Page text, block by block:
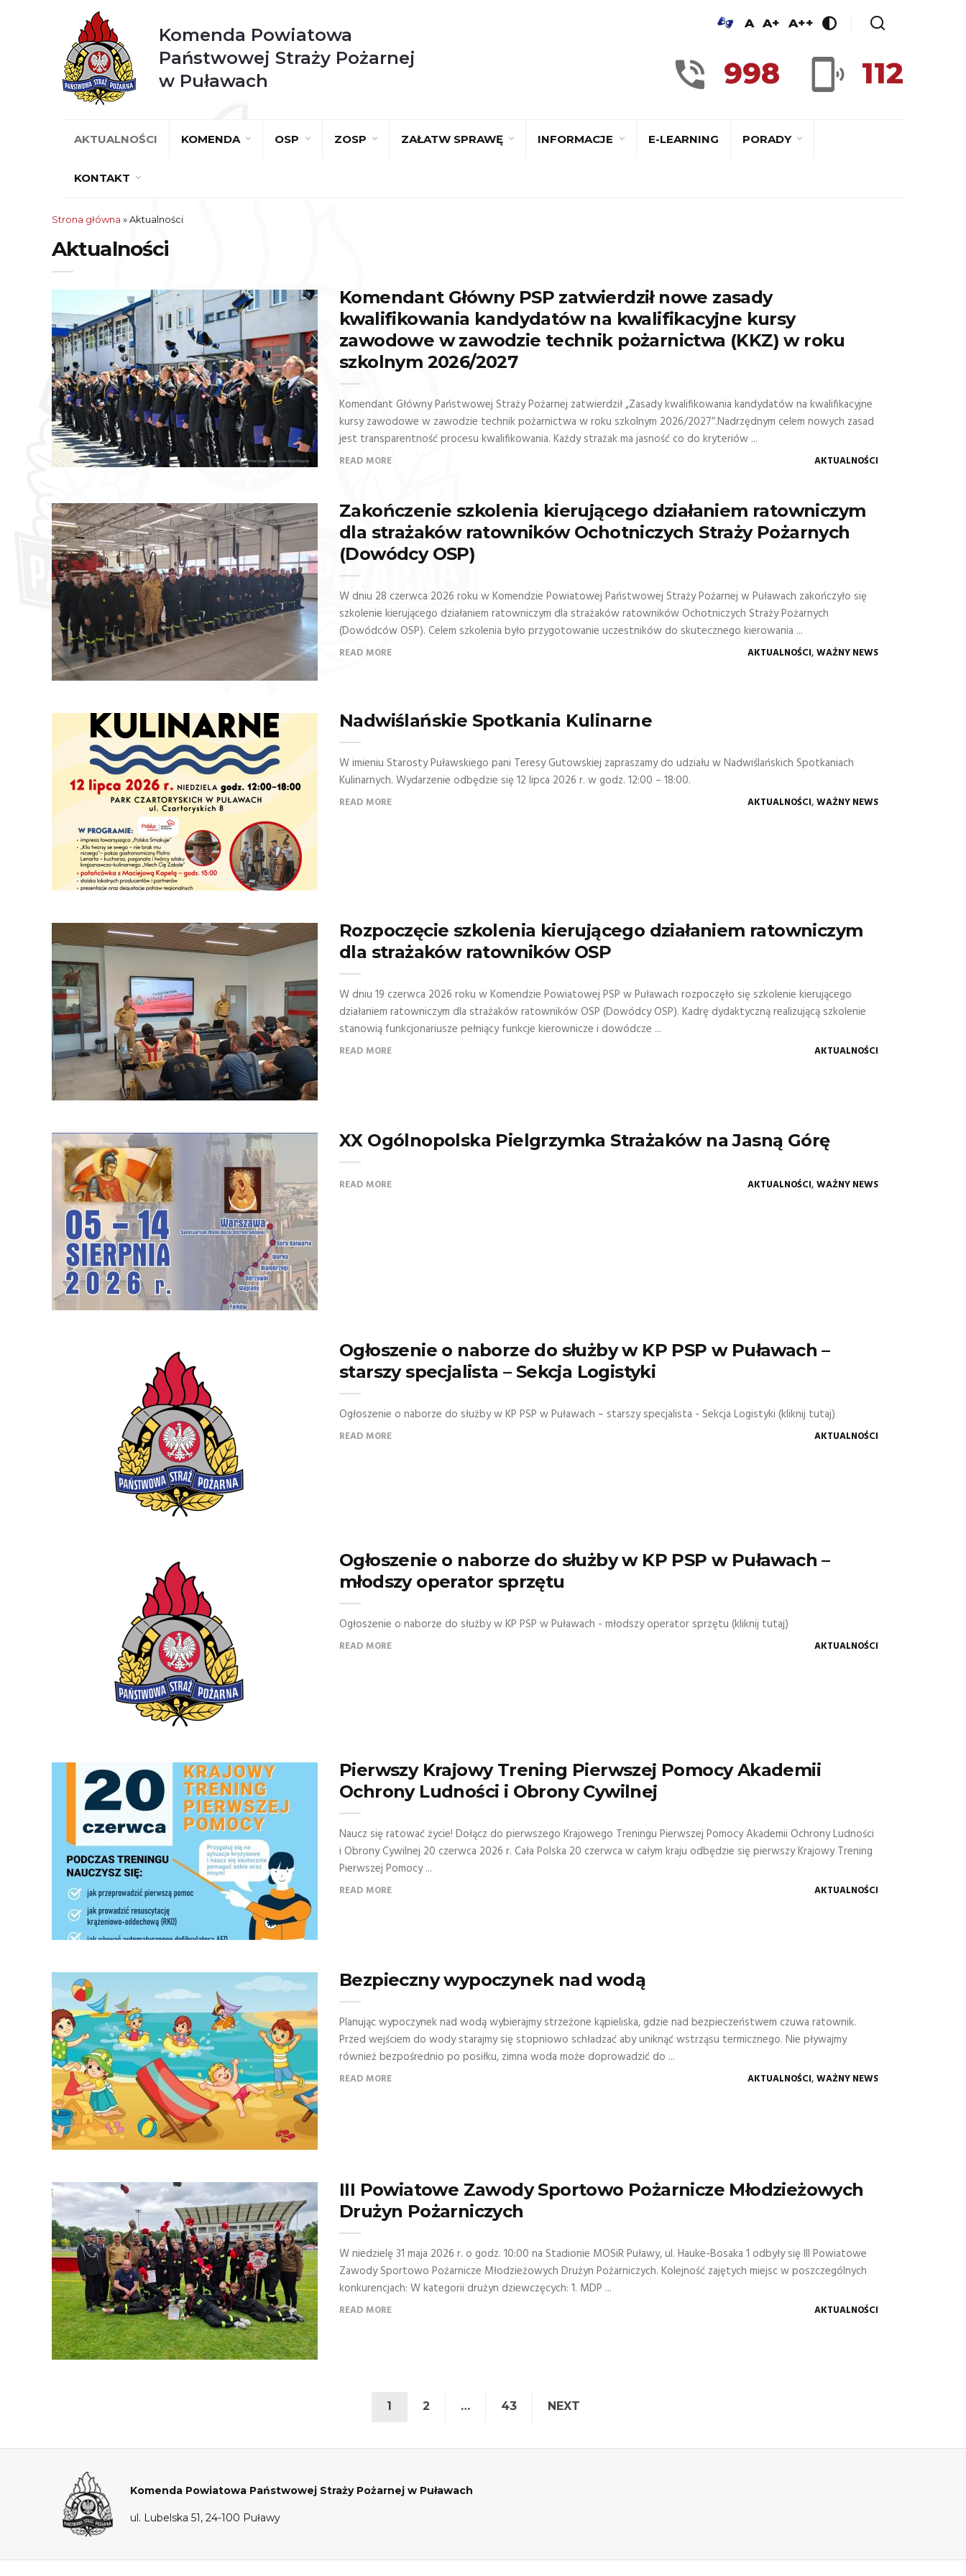
Komenda Powiatowa
Państwowej Straży Pożarnej
w Puławach
A A+ A++
998 112
AKTUALNOŚCI KOMENDA OSP ZOSP ZAŁATW SPRAWĘ INFORMACJE E-LEARNING PORADY
KONTAKT
Strona główna » Aktualności
Aktualności
Komendant Główny PSP zatwierdził nowe zasady
kwalifikowania kandydatów na kwalifikacyjne kursy
zawodowe w zawodzie technik pożarnictwa (KKZ) w roku
szkolnym 2026/2027
Komendant Główny Państwowej Straży Pożarnej zatwierdził „Zasady kwalifikowania kandydatów na kwalifikacyjne
kursy zawodowe w zawodzie technik pożarnictwa w roku szkolnym 2026/2027″.Nadrzędnym celem nowych zasad
jest transparentność procesu kwalifikowania. Każdy strażak ma jasność co do kryteriów ...
READ MORE AKTUALNOŚCI
Zakończenie szkolenia kierującego działaniem ratowniczym
dla strażaków ratowników Ochotniczych Straży Pożarnych
(Dowódcy OSP)
W dniu 28 czerwca 2026 roku w Komendzie Powiatowej Państwowej Straży Pożarnej w Puławach zakończyło się
szkolenie kierującego działaniem ratowniczym dla strażaków ratowników Ochotniczych Straży Pożarnych
(Dowódców OSP). Celem szkolenia było przygotowanie uczestników do skutecznego kierowania ...
READ MORE AKTUALNOŚCI,WAŻNY NEWS
Nadwiślańskie Spotkania Kulinarne
W imieniu Starosty Puławskiego pani Teresy Gutowskiej zapraszamy do udziału w Nadwiślańskich Spotkaniach
Kulinarnych. Wydarzenie odbędzie się 12 lipca 2026 r. w godz. 12:00 – 18:00.
READ MORE AKTUALNOŚCI,WAŻNY NEWS
Rozpoczęcie szkolenia kierującego działaniem ratowniczym
dla strażaków ratowników OSP
W dniu 19 czerwca 2026 roku w Komendzie Powiatowej PSP w Puławach rozpoczęło się szkolenie kierującego
działaniem ratowniczym dla strażaków ratowników OSP (Dowódcy OSP). Kadrę dydaktyczną realizującą szkolenie
stanowią funkcjonariusze pełniący funkcje kierownicze i dowódcze ...
READ MORE AKTUALNOŚCI
XX Ogólnopolska Pielgrzymka Strażaków na Jasną Górę
READ MORE AKTUALNOŚCI,WAŻNY NEWS
Ogłoszenie o naborze do służby w KP PSP w Puławach –
starszy specjalista – Sekcja Logistyki
Ogłoszenie o naborze do służby w KP PSP w Puławach – starszy specjalista - Sekcja Logistyki (kliknij tutaj)
READ MORE AKTUALNOŚCI
Ogłoszenie o naborze do służby w KP PSP w Puławach –
młodszy operator sprzętu
Ogłoszenie o naborze do służby w KP PSP w Puławach - młodszy operator sprzętu (kliknij tutaj)
READ MORE AKTUALNOŚCI
Pierwszy Krajowy Trening Pierwszej Pomocy Akademii
Ochrony Ludności i Obrony Cywilnej
Naucz się ratować życie! Dołącz do pierwszego Krajowego Treningu Pierwszej Pomocy Akademii Ochrony Ludności
i Obrony Cywilnej 20 czerwca 2026 r. Cała Polska 20 czerwca w całym kraju odbędzie się pierwszy Krajowy Trening
Pierwszej Pomocy ...
READ MORE AKTUALNOŚCI
Bezpieczny wypoczynek nad wodą
Planując wypoczynek nad wodą wybierajmy strzeżone kąpieliska, gdzie nad bezpieczeństwem czuwa ratownik.
Przed wejściem do wody starajmy się stopniowo schładzać aby uniknąć wstrząsu termicznego. Nie pływajmy
również bezpośrednio po posiłku, zimna woda może doprowadzić do ...
READ MORE AKTUALNOŚCI,WAŻNY NEWS
III Powiatowe Zawody Sportowo Pożarnicze Młodzieżowych
Drużyn Pożarniczych
W niedzielę 31 maja 2026 r. o godz. 10:00 na Stadionie MOSiR Puławy, ul. Hauke-Bosaka 1 odbyły się III Powiatowe
Zawody Sportowo Pożarnicze Młodzieżowych Drużyn Pożarniczych. Kolejność zajętych miejsc w poszczególnych
konkurencjach: W kategorii drużyn dziewczęcych: 1. MDP ...
READ MORE AKTUALNOŚCI
1 2 … 43 NEXT
Komenda Powiatowa Państwowej Straży Pożarnej w Puławach
ul. Lubelska 51, 24-100 Puławy